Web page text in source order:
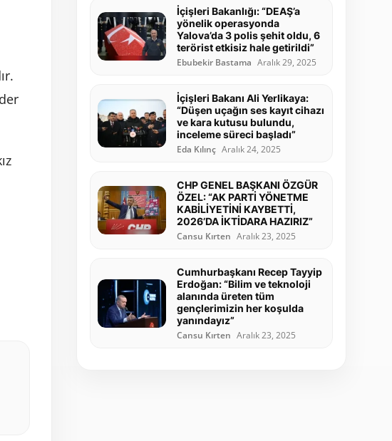
İçişleri Bakanlığı: “DEAŞ’a
yönelik operasyonda
Yalova’da 3 polis şehit oldu, 6
terörist etkisiz hale getirildi”
Ebubekir Bastama Aralık 29, 2025
İçişleri Bakanı Ali Yerlikaya:
“Düşen uçağın ses kayıt cihazı
ve kara kutusu bulundu,
inceleme süreci başladı”
Eda Kılınç Aralık 24, 2025
CHP GENEL BAŞKANI ÖZGÜR
ÖZEL: “AK PARTİ YÖNETME
KABİLİYETİNİ KAYBETTİ,
2026’DA İKTİDARA HAZIRIZ”
Cansu Kırten Aralık 23, 2025
Cumhurbaşkanı Recep Tayyip
Erdoğan: “Bilim ve teknoloji
alanında üreten tüm
gençlerimizin her koşulda
yanındayız”
Cansu Kırten Aralık 23, 2025